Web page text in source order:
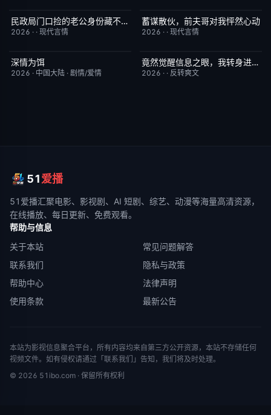
已完结 6.0民政局门口捡的老公身份藏不住了
2026 · · 现代言情
已完结 5.0
蓄谋散伙，前夫哥对我怦然心动
2026 · · 现代言情
更新至第6集
深情为饵
2026 · 中国大陆 · 剧情/爱情
已完结 1.0竟然觉醒信息之眼，我转身进入反派大营
2026 · · 反转爽文
51爱播
51爱播汇聚电影、影视剧、AI 短剧、综艺、动漫等海量高清资源，
在线播放、每日更新、免费观看。
帮助与信息
关于本站
常见问题解答
联系我们
隐私与政策
帮助中心
法律声明
使用条款
最新公告
本站为影视信息聚合平台，所有内容均来自第三方公开资源，本站不存储任何
视频文件。如有侵权请通过「联系我们」告知，我们将及时处理。
© 2026 51ibo.com · 保留所有权利